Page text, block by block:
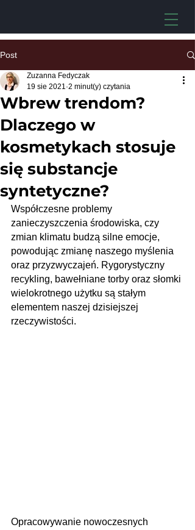
Post
Wbrew trendom?
Dlaczego w
kosmetykach stosuje
się substancje
syntetyczne?
Zuzanna Fedyczak
19 sie 2021 2 minut(y) czytania
Współczesne problemy
zanieczyszczenia środowiska, czy
zmian klimatu budzą silne emocje,
powodując zmianę naszego myślenia
oraz przyzwyczajeń. Rygorystyczny
recykling, bawełniane torby oraz słomki
wielokrotnego użytku są stałym
elementem naszej dzisiejszej
rzeczywistości.
Opracowywanie nowoczesnych